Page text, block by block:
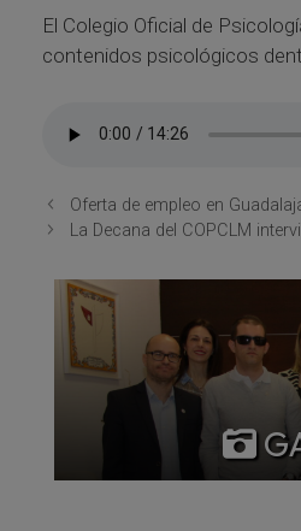
El Colegio Oficial de
contenidos psicológicos
Oferta de empleo en
La Decana del COPCLM